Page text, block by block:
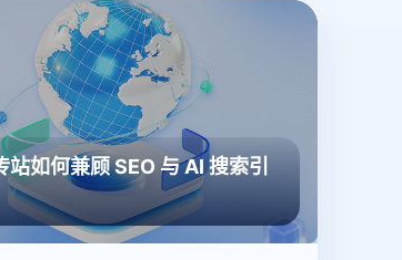
站如何兼顾 SEO 与 AI 搜索引